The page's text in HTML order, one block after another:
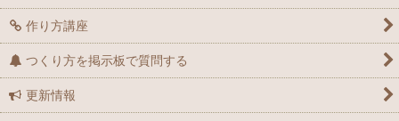
作り方講座
つくり方を掲示板で質問する
更新情報